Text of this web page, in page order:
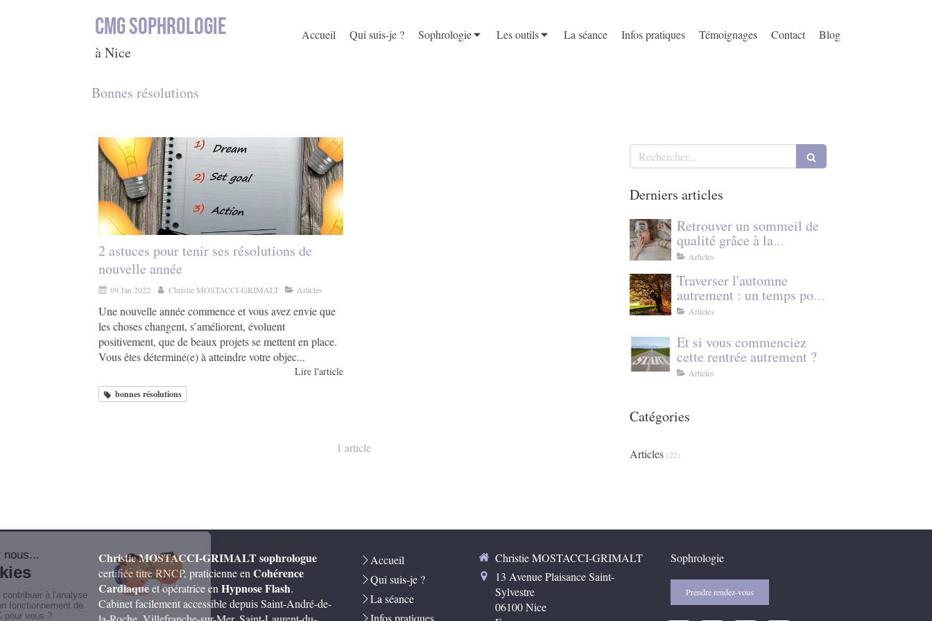
Accueil Qui suis-je ? Sophrologie Les outils La séance Infos pratiques Témoignages Contact Blog
CMG SOPHROLOGIE
à Nice
Bonnes résolutions
2 astuces pour tenir ses résolutions de
nouvelle année
09 Jan 2022 Christie MOSTACCI-GRIMALT Articles
Une nouvelle année commence et vous avez envie que
les choses changent, s’améliorent, évoluent
positivement, que de beaux projets se mettent en place.
Vous êtes déterminé(e) à atteindre votre objec...
Lire l'article
bonnes résolutions
1 article
Rechercher
Derniers articles
Retrouver un sommeil de
qualité grâce à la
sophrologie et à la
Articles
Traverser l'automne
autrement : un temps pour
se recentrer grâce à la
Articles
Et si vous commenciez
cette rentrée autrement ?
Articles
Catégories
Articles (22)
Christie MOSTACCI-GRIMALTsophrologue
certifiée titre RNCP, praticienne en Cohérence
Cardiaqueet opératrice en Hypnose Flash.
Cabinet facilement accessible depuis Saint-André-de-
Accueil
Qui suis-je ?
La séance
Infos pratiques
Christie MOSTACCI-GRIMALT
13 Avenue Plaisance Saint-
Sylvestre
06100Nice
Sophrologie
Prendre rendez-vous